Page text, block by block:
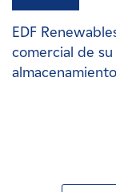
EDF
comercial de